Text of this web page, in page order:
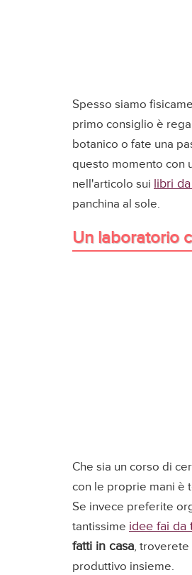
Spesso siamo
primo consiglio è
botanico o fate una
questo momento con
nell'articolo sui libri
panchina al sole.
Un laboratorio
Che sia un corso di
con le proprie mani è
Se invece preferite
tantissime idee fai da
fatti in casa,
produttivo insieme.